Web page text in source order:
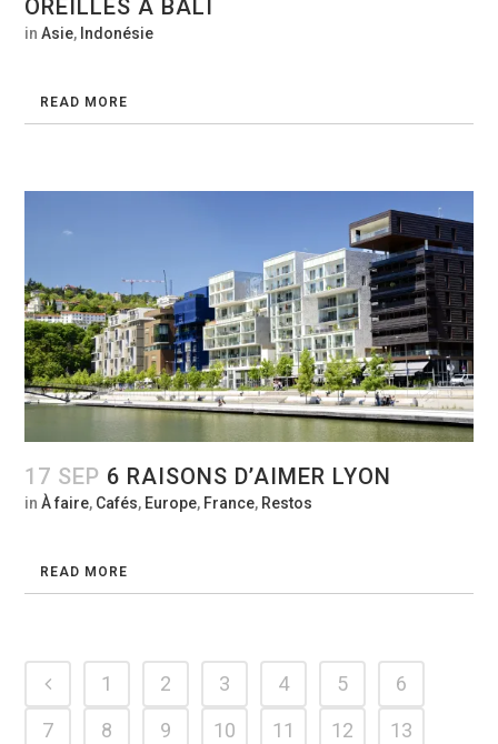
OREILLES À BALI
inAsie, Indonésie
READ MORE
17 SEP 6 RAISONS D’AIMER LYON
inÀ faire, Cafés, Europe, France, Restos
READ MORE
1 2 3 4 5
6
7
8 9 10 11 12
13